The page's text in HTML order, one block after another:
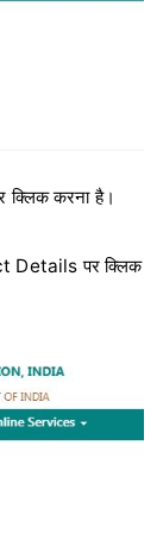
करना है।
Details पर क्लिक